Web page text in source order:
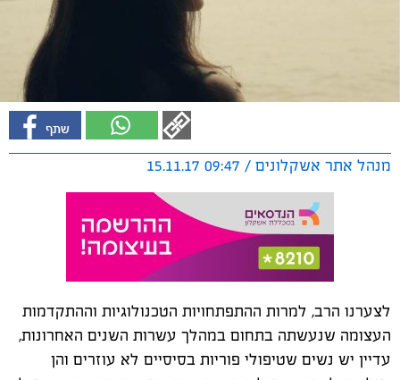
מנהל אתר אשקלונים / 09:47 15.11.17
לצערנו הרב, למרות ההתפתחויות הטכנולוגיות וההתקדמות
העצומה שנעשתה בתחום במהלך עשרות השנים האחרונות,
עדיין יש נשים שטיפולי פוריות בסיסיים לא עוזרים והן